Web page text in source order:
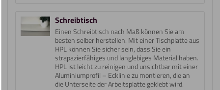
Schreibtisch
Einen Schreibtisch nach Maß können Sie am
besten selber herstellen. Mit einer Tischplatte aus
HPL können Sie sicher sein, dass Sie ein
strapazierfähiges und langlebiges Material haben.
HPL ist leicht zu reinigen und unsichtbar mit einer
Aluminiumprofil – Ecklinie zu montieren, die an
die Unterseite der Arbeitsplatte geklebt wird.